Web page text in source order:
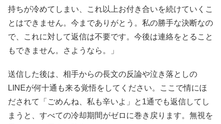
持ちが冷めてしまい、これ以上お付き合いを続けていくこ
とはできません。今までありがとう。私の勝手な決断なの
で、これに対して返信は不要です。今後は連絡をとること
もできません。さようなら。」
送信した後は、相手からの長文の反論や泣き落としの
LINEが何十通も来る覚悟をしてください。ここで情にほ
だされて「ごめんね、私も辛いよ」と1通でも返信してし
まうと、すべての冷却期間がゼロに巻き戻ります。無視を